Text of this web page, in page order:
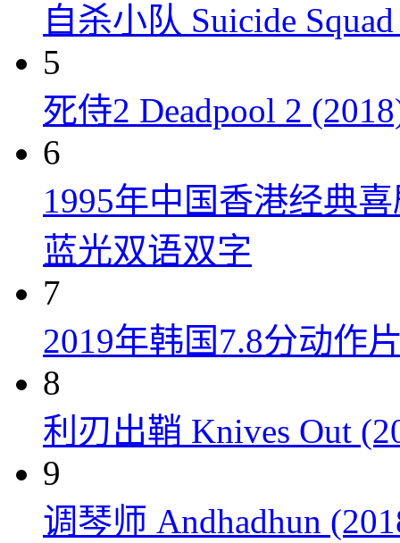
自杀小队 Suicide
5
死侍2 Deadpool 2
6
1995年中国香港经典
蓝光双语双字
7
2019年韩国7.8分动作
8
利刃出鞘 Knives Out
9
调琴师 Andhadhun